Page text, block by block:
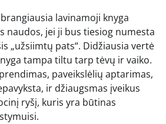
lavinamoji knyga
naudos, jei ji bus tiesiog numesta
„užsiimtų pats“. Didžiausia vertė
tampa tiltu tarp tėvų ir vaiko.
paveikslėlių aptarimas,
ir džiaugsmas įveikus
ryšį, kuris yra būtinas